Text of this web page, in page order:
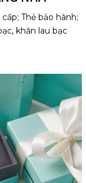
Thẻ bảo hành;
khăn lau bạc